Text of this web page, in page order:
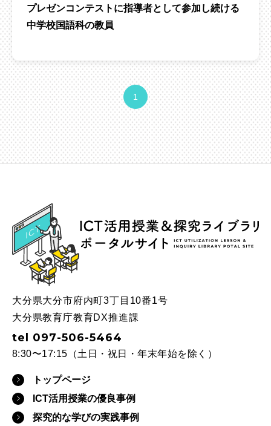
プレゼンコンテストに指導者として参加し続ける
中学校国語科の教員
1
ICT
大分県大分市府内町3丁目10番1号
大分県教育庁教育DX推進課
tel 097-506-5464
8:30〜17:15（土日・祝日・年末年始を除く）
トップページ
ICT活用授業の優良事例
探究的な学びの実践事例